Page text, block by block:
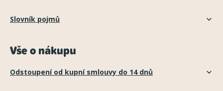
Slovník pojmů
Vše o nákupu
Odstoupení od kupní smlouvy do 14 dnů